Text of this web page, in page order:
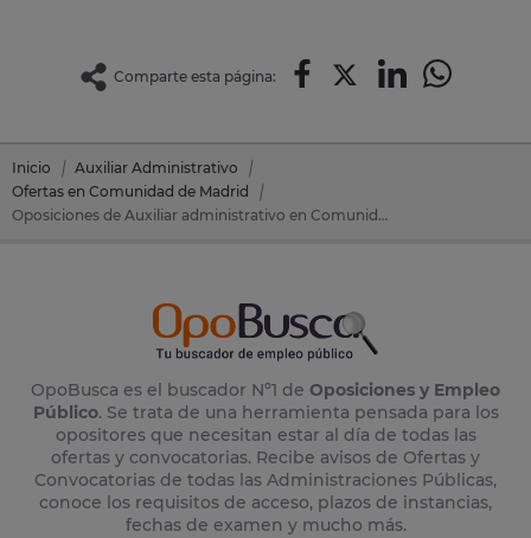
Comparte esta página:
Inicio
Auxiliar Administrativo
Ofertas en Comunidad de Madrid
Oposiciones de Auxiliar administrativo en Comunidad de Madrid
OpoBusca es el buscador Nº1 de Oposiciones y Empleo
Público. Se trata de una herramienta pensada para los
opositores que necesitan estar al día de todas las
ofertas y convocatorias. Recibe avisos de Ofertas y
Convocatorias de todas las Administraciones Públicas,
conoce los requisitos de acceso, plazos de instancias,
fechas de examen y mucho más.